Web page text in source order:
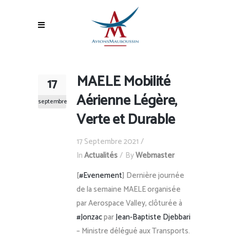
17
septembre
MAELE Mobilité
Aérienne Légère,
Verte et Durable
17 Septembre 2021
InActualités ByWebmaster
[#Evenement] Dernière journée
de la semaine MAELE organisée
par Aerospace Valley, clôturée à
#JonzacparJean-Baptiste Djebbari
– Ministre délégué aux Transports.